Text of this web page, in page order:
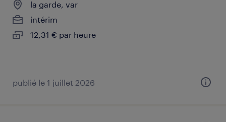
la garde, var
intérim
12,31 € par heure
publié le 1 juillet 2026